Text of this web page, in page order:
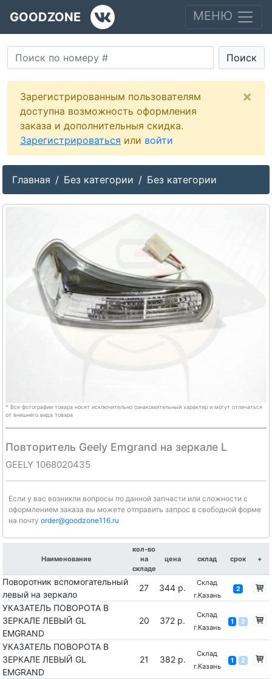
GOODZONE МЕНЮ
Поиск
Зарегистрированным пользователям
доступна возможность оформления
заказа и дополнительныя скидка.
Зарегистрироваться или войти
×
Главная Без категории Без категории
Previous
* Все фотографии товара носят исключительно ознакомительный характер и могут отличаться
от внешнего вида товара
Повторитель Geely Emgrand на зеркале L
GEELY 1068020435
Если у вас возникли вопросы по данной запчасти или сложности с
оформлением заказа вы можете отправить запрос в свободной форме
на почту order@goodzone116.ru
Наименование
кол-во
на
складе
цена склад срок +
Поворотник вспомогательный
левый на зеркало
27 344 р.
Склад
г.Казань
2
УКАЗАТЕЛЬ ПОВОРОТА В
ЗЕРКАЛЕ ЛЕВЫЙ GL
EMGRAND
20 372 р.
Склад
г.Казань
1 2
УКАЗАТЕЛЬ ПОВОРОТА В
ЗЕРКАЛЕ ЛЕВЫЙ GL
EMGRAND
21 382 р.
Склад
г.Казань
1 2